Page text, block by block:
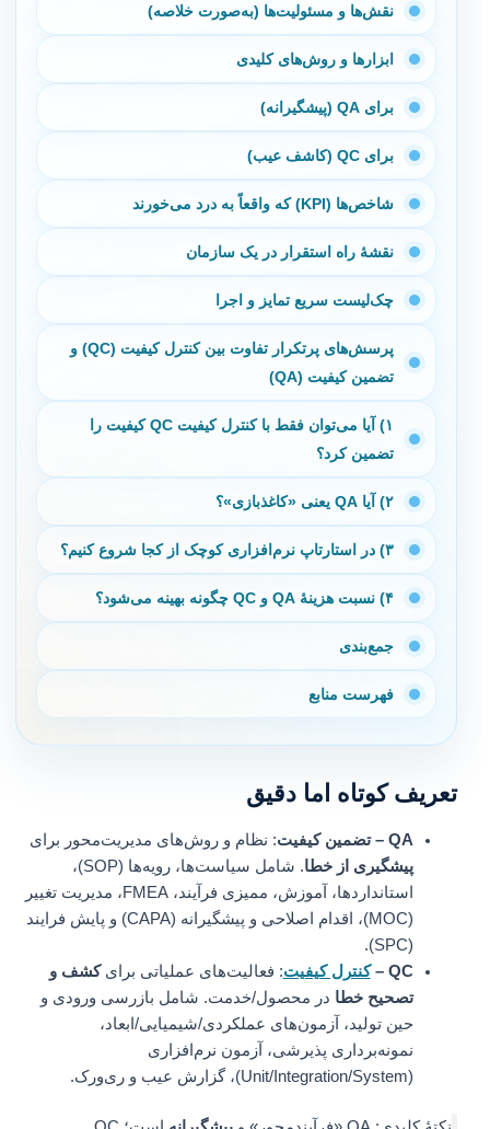
نقش‌ها و مسئولیت‌ها (به‌صورت خلاصه)
ابزارها و روش‌های کلیدی
برای QA (پیشگیرانه)
برای QC (کاشف عیب)
شاخص‌ها (KPI) که واقعاً به درد می‌خورند
نقشهٔ راه استقرار در یک سازمان
چک‌لیست سریع تمایز و اجرا
پرسش‌های پرتکرار تفاوت بین کنترل کیفیت (QC) و
تضمین کیفیت (QA)
۱) آیا می‌توان فقط با کنترل کیفیت QC کیفیت را
تضمین کرد؟
۲) آیا QA یعنی «کاغذبازی»؟
۳) در استارتاپ نرم‌افزاری کوچک از کجا شروع کنیم؟
۴) نسبت هزینهٔ QA و QC چگونه بهینه می‌شود؟
جمع‌بندی
فهرست منابع
تعریف کوتاه اما دقیق
QA – تضمین کیفیت
: نظام و روش‌های مدیریت‌محور برای
پیشگیری از خطا
. شامل سیاست‌ها، رویه‌ها (SOP)،
استانداردها، آموزش، ممیزی فرآیند، FMEA، مدیریت تغییر
(MOC)، اقدام اصلاحی و پیشگیرانه (CAPA) و پایش فرایند
QC –
کنترل کیفیت: فعالیت‌های عملیاتی برایکشف و
تصحیح خطادر محصول/خدمت. شامل بازرسی ورودی و
حین تولید، آزمون‌های عملکردی/شیمیایی/ابعاد،
نمونه‌برداری پذیرشی، آزمون نرم‌افزاری